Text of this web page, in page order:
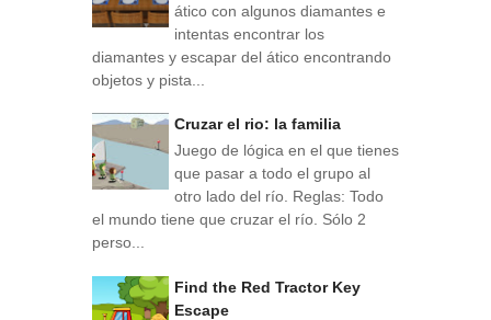
ático con algunos diamantes e
intentas encontrar los
diamantes y escapar del ático encontrando
objetos y pista...
Cruzar el rio: la familia
Juego de lógica en el que tienes
que pasar a todo el grupo al
otro lado del río. Reglas: Todo
el mundo tiene que cruzar el río. Sólo 2
perso...
Find the Red Tractor Key
Escape